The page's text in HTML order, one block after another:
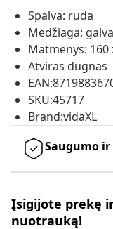
Spalva: ruda
Medžiaga:
Matmenys: 160
Atviras dugnas
SKU:45717
Brand:vidaXL
Saugumo
Įsigijote prekę
nuotrauką!